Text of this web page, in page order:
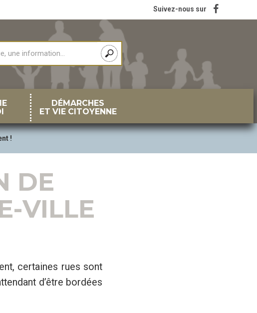
DÉMARCHES
ET VIE CITOYENNE
Suivez-nous sur
!
DE
VILLE
certaines rues sont
d’être bordées